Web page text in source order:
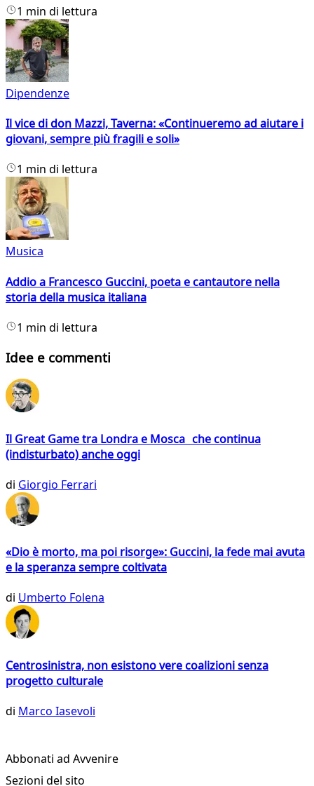
1 min di lettura
Dipendenze
Il vice di don Mazzi, Taverna: «Continueremo ad aiutare i
giovani, sempre più fragili e soli»
1 min di lettura
Musica
Addio a Francesco Guccini, poeta e cantautore nella
storia della musica italiana
1 min di lettura
Idee e commenti
Il Great Game tra Londra e Mosca che continua
(indisturbato) anche oggi
di Giorgio Ferrari
«Dio è morto, ma poi risorge»: Guccini, la fede mai avuta
e la speranza sempre coltivata
di Umberto Folena
Centrosinistra, non esistono vere coalizioni senza
progetto culturale
di Marco Iasevoli
Abbonati ad Avvenire
Sezioni del sito